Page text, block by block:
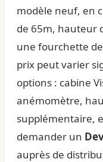
modèle neuf, en
de 65m, hauteur
une fourchette de
prix peut varier
options : cabine
anémomètre,
supplémentaire,
demander un
auprès de